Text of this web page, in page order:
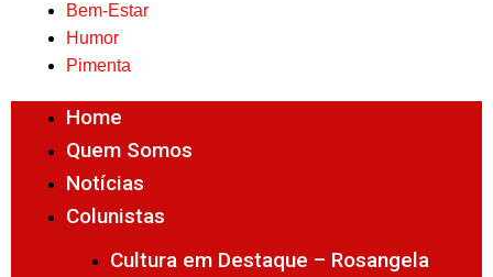
Bem-Estar
Humor
Pimenta
Home
Quem Somos
Notícias
Colunistas
Cultura em Destaque – Rosangela